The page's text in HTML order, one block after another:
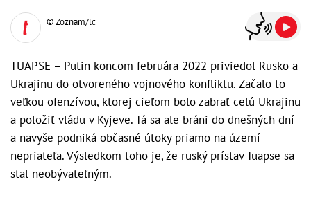
© Zoznam/lc
TUAPSE – Putin koncom februára 2022 priviedol Rusko a
Ukrajinu do otvoreného vojnového konfliktu. Začalo to
veľkou ofenzívou, ktorej cieľom bolo zabrať celú Ukrajinu
a položiť vládu v Kyjeve. Tá sa ale bráni do dnešných dní
a navyše podniká občasné útoky priamo na území
nepriateľa. Výsledkom toho je, že ruský prístav Tuapse sa
stal neobývateľným.